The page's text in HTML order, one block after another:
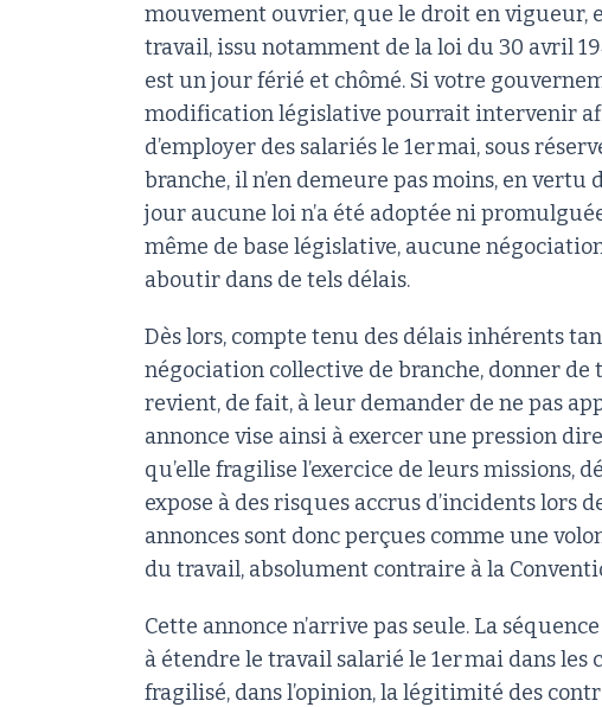
mouvement ouvrier, que le droit en vigueur,
travail, issu notamment de la loi du 30 avril
est un jour férié et chômé. Si votre
modification législative pourrait intervenir
d’employer des salariés le 1er mai, sous
branche, il n’en demeure pas moins, en vertu
jour aucune loi n’a été adoptée ni
même de base législative, aucune
aboutir dans de tels délais.
Dès lors, compte tenu des délais inhérents
négociation collective de branche, donner de
revient, de fait, à leur demander de ne pas
annonce vise ainsi à exercer une pression
qu’elle fragilise l’exercice de leurs
expose à des risques accrus d’incidents lors
annonces sont donc perçues comme une
du travail, absolument contraire à la
Cette annonce n’arrive pas seule. La
à étendre le travail salarié le 1er mai dans
fragilisé, dans l’opinion, la légitimité des